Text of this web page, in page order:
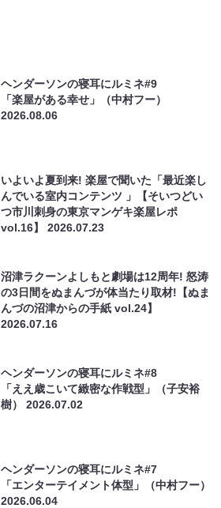
ヘンダーソンの寝耳にルミネ#9
「楽屋がある幸せ」（中村フー）
2026.08.06
いよいよ夏到来! 楽屋で聞いた「最近楽し
んでいる室内コンテンツ 」【そいつどい
つ市川刺身の東京マンゲキ楽屋レポ
vol.16】2026.07.23
沼津ラクーンよしもと劇場は12周年! 怒涛
の3日間をぬまんづが体当たり取材!【ぬま
んづの沼津からの手紙 vol.24】
2026.07.16
ヘンダーソンの寝耳にルミネ#8
「ええ歳こいて緻密な作戦型」（子安裕
樹）2026.07.02
ヘンダーソンの寝耳にルミネ#7
「エンターテイメント体型」（中村フー）
2026.06.04